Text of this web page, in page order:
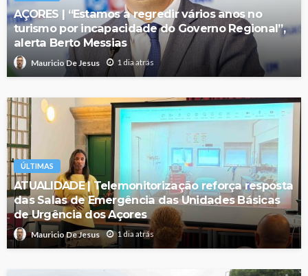
AÇORES | “Estamos a regredir vários anos no
turismo por incapacidade do Governo Regional”,
alerta Berto Messias
Mauricio De Jesus 1 dia atrás
ÚLTIMAS
ATUALIDADE | Telemonitorização reforça resposta
das Salas de Emergência das Unidades Básicas
de Urgência dos Açores
Mauricio De Jesus 1 dia atrás